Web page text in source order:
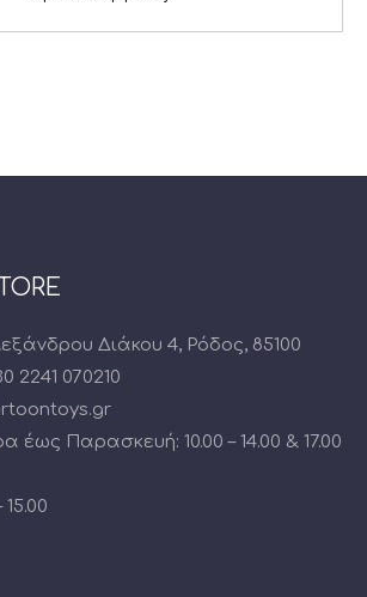
Διάκου 4, Ρόδος, 85100
2241 070210
έως Παρασκευή: 10.00 – 14.00 & 17.00